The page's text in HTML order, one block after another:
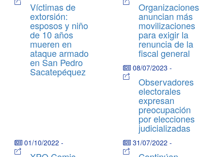
Víctimas de
extorsión:
esposos y niño
de 10 años
mueren en
ataque armado
en San Pedro
Sacatepéquez
Organizaciones
anuncian más
movilizaciones
para exigir la
renuncia de la
fiscal general
08/07/2023 -
Observadores
electorales
expresan
preocupación
por elecciones
judicializadas
01/10/2022 - 31/07/2022 -